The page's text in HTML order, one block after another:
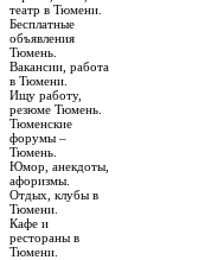
театр в Тюмени.
Бесплатные
объявления
Тюмень.
Вакансии, работа
в Тюмени.
Ищу работу,
резюме Тюмень.
Тюменские
форумы –
Тюмень.
Юмор, анекдоты,
афоризмы.
Отдых, клубы в
Тюмени.
Кафе и
рестораны в
Тюмени.